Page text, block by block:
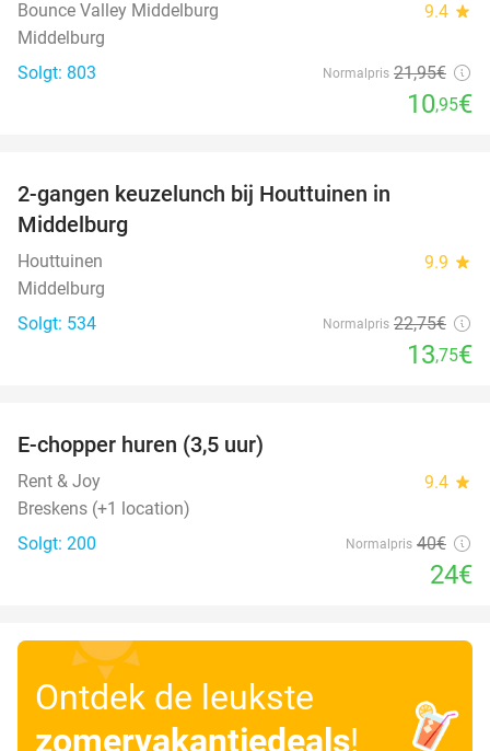
Bounce Valley Middelburg 9.4 star
Middelburg
Solgt: 803
Normalpris 21,95€
10,95€
2-gangen keuzelunch bij Houttuinen in
Middelburg
Houttuinen 9.9 star
Middelburg
Solgt: 534
Normalpris 22,75€
13,75€
E-chopper huren (3,5 uur)
Rent & Joy 9.4 star
Breskens (+1 location)
Solgt: 200
Normalpris 40€
24€
Ontdek de leukste
zomervakantiedeals!